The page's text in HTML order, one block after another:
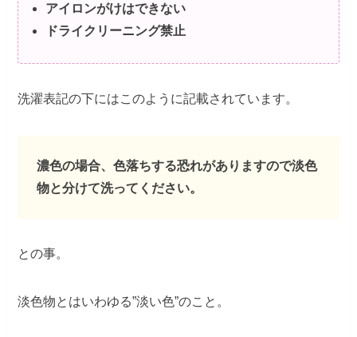
アイロンがけはできない
ドライクリーニング禁止
洗濯表記の下にはこのように記載されています。
濃色の場合、色落ちする恐れがありますので淡色
物と分けて洗ってください。
との事。
淡色物とはいわゆる”淡い色”のこと。